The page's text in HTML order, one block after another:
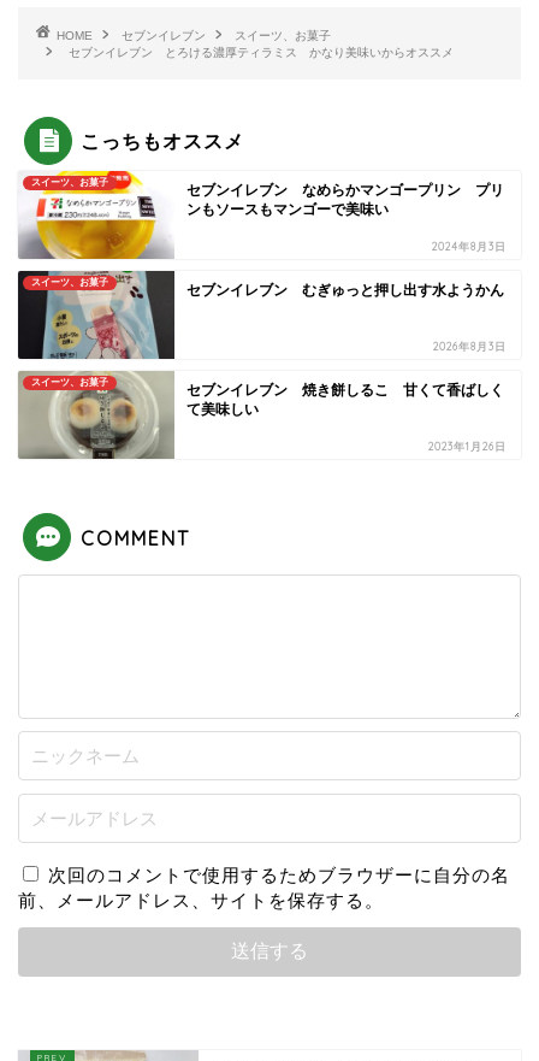
HOME セブンイレブン
スイーツ、お菓子
セブンイレブン とろける濃厚ティラミス かなり美味いからオススメ
こっちもオススメ
スイーツ、お菓子
セブンイレブン なめらかマンゴープリン プリ
ンもソースもマンゴーで美味い
2024年8月3日
スイーツ、お菓子 セブンイレブン むぎゅっと押し出す水ようかん
2026年8月3日
スイーツ、お菓子
セブンイレブン 焼き餅しるこ 甘くて香ばしく
て美味しい
2023年1月26日
COMMENT
次回のコメントで使用するためブラウザーに自分の名
前、メールアドレス、サイトを保存する。